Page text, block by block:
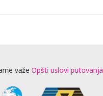
važe Opšti uslovi putovanja